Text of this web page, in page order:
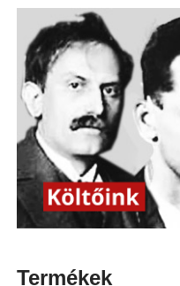
Termékek